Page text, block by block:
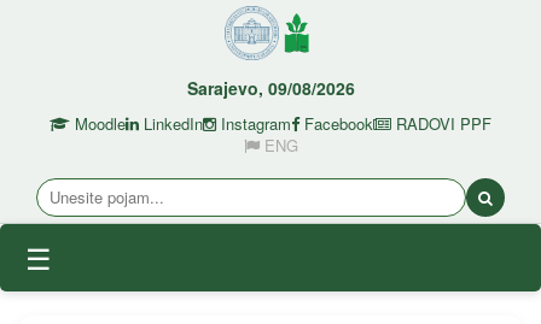
Sarajevo, 09/08/2026
Moodle LinkedIn Instagram Facebook
RADOVI PPF
ENG
☰